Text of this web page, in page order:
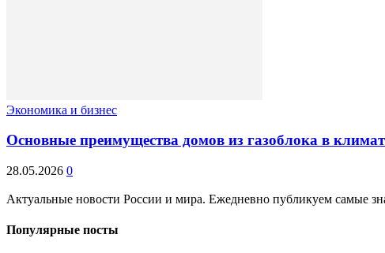
Экономика и бизнес
Основные преимущества домов из газоблока в
28.05.2026 0
Актуальные новости России и мира. Ежедневно публикуем самые
Популярные посты